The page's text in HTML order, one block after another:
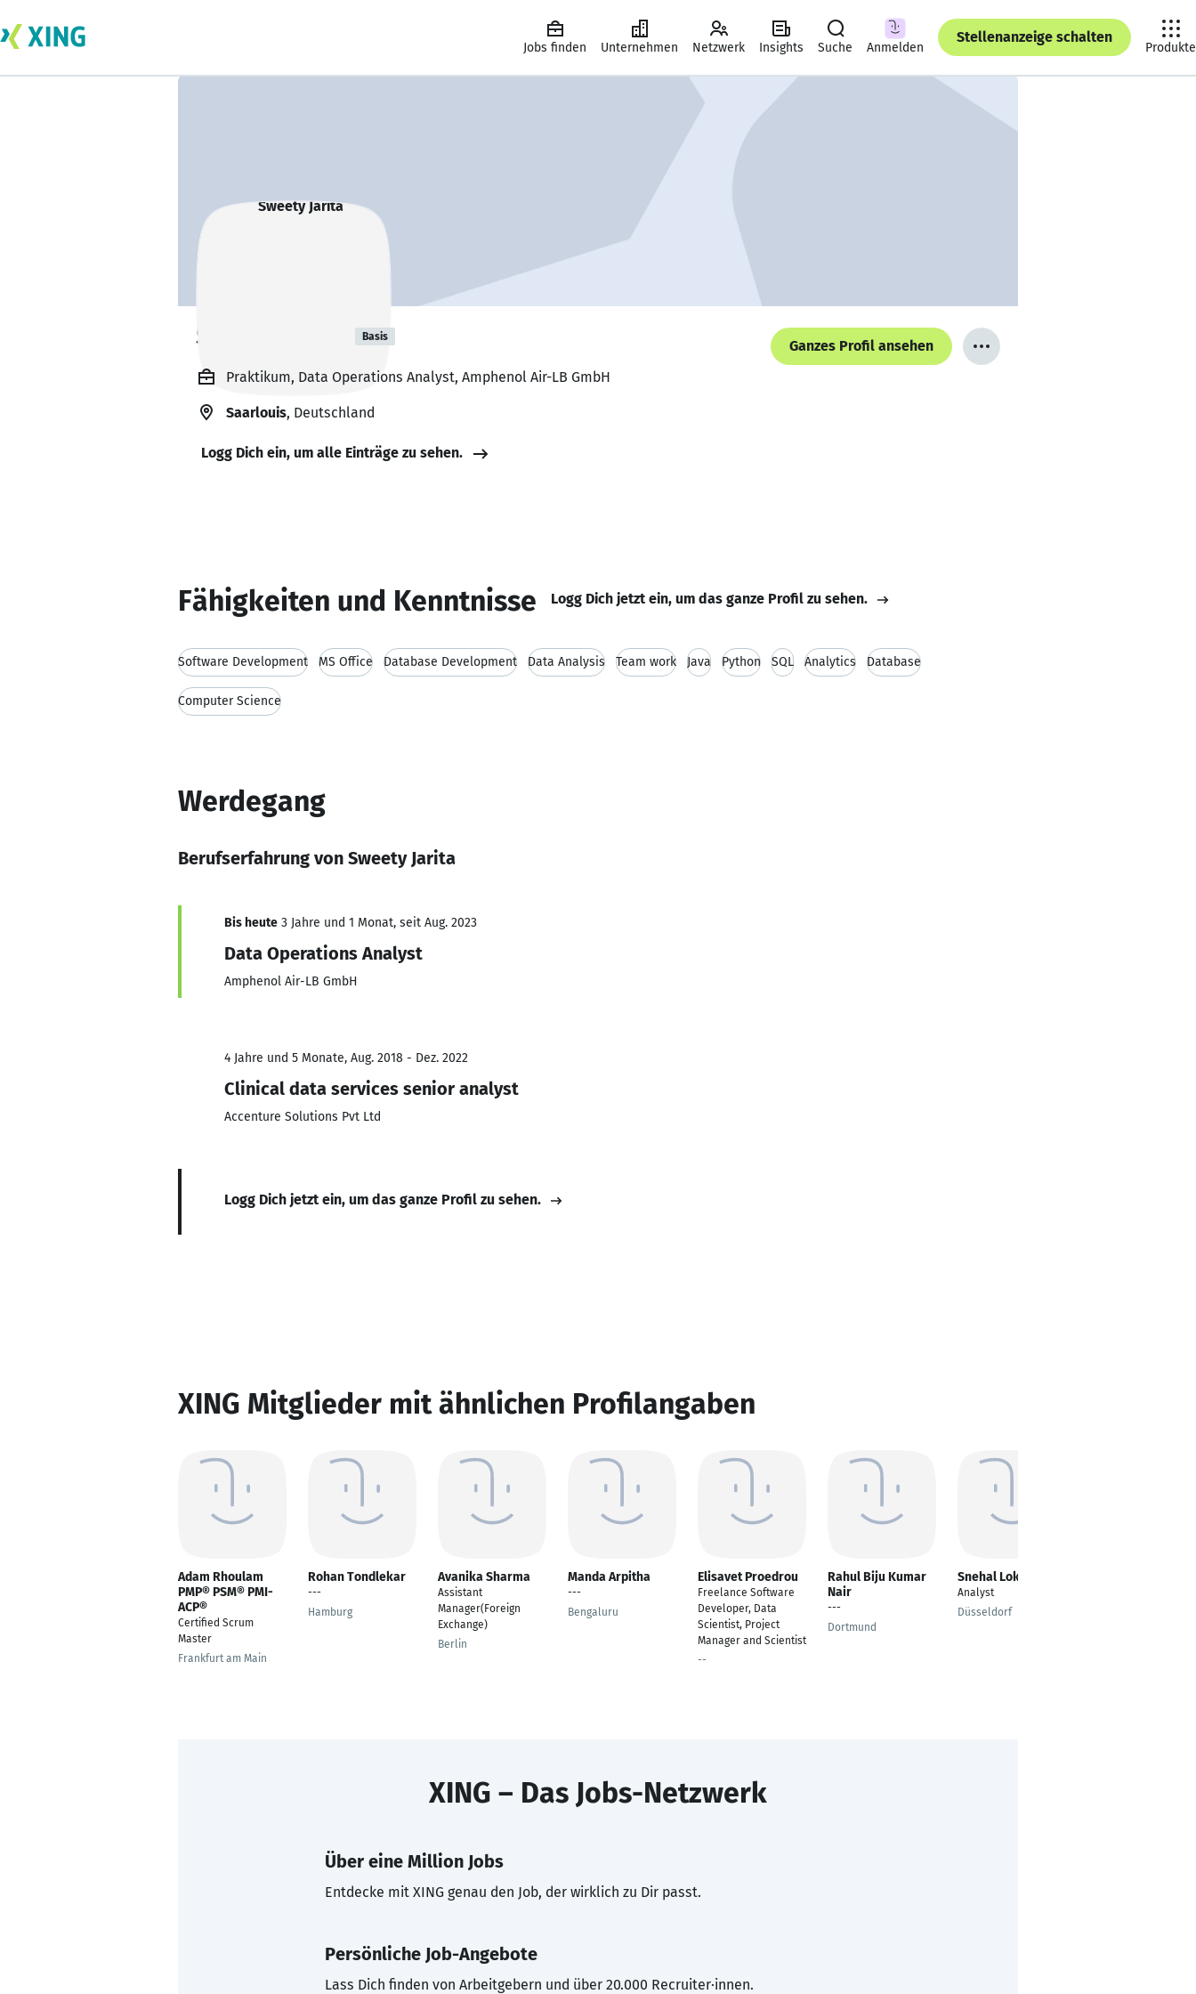
Jobs finden Unternehmen Netzwerk Insights Suche Anmelden
Stellenanzeige schalten
Produkte
Sweety Jarita Basis
Ganzes Profil ansehen
Praktikum, Data Operations Analyst, Amphenol Air-LB GmbH
Saarlouis, Deutschland
Logg Dich ein, um alle Einträge zu sehen.
Fähigkeiten und Kenntnisse Logg Dich jetzt ein, um das ganze Profil zu sehen.
Software Development MS Office Database Development Data Analysis Team work Java Python SQL Analytics Database
Computer Science
Werdegang
Berufserfahrung von Sweety Jarita
Bis heute 3 Jahre und 1 Monat, seit Aug. 2023
Data Operations Analyst
Amphenol Air-LB GmbH
4 Jahre und 5 Monate, Aug. 2018 - Dez. 2022
Clinical data services senior analyst
Accenture Solutions Pvt Ltd
Logg Dich jetzt ein, um das ganze Profil zu sehen.
XING Mitglieder mit ähnlichen Profilangaben
Adam Rhoulam
PMP® PSM® PMI-
ACP®
Certified Scrum
Master
Frankfurt am Main
Rohan Tondlekar
---
Hamburg
Avanika Sharma
Assistant
Manager(Foreign
Exchange)
Berlin
Manda Arpitha
---
Bengaluru
Elisavet Proedrou
Freelance Software
Developer, Data
Scientist, Project
Manager and Scientist
--
Rahul Biju Kumar
Nair
---
Dortmund
Snehal Lokare
Analyst
Düsseldorf
XING – Das Jobs-Netzwerk
Über eine Million Jobs
Entdecke mit XING genau den Job, der wirklich zu Dir passt.
Persönliche Job-Angebote
Lass Dich finden von Arbeitgebern und über 20.000 Recruiter·innen.